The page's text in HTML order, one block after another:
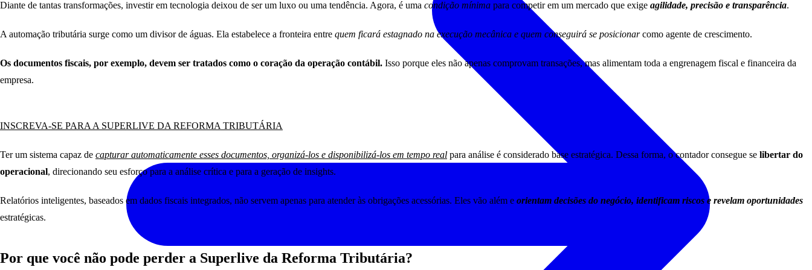
Diante de tantas transformações, investir em tecnologia deixou de ser um luxo ou uma tendência. Agora, é uma condição mínima para competir em um mercado que exige agilidade, precisão e transparência.
A automação tributária surge como um divisor de águas. Ela estabelece a fronteira entre quem ficará estagnado na execução mecânica e quem conseguirá se posicionarcomo agente de crescimento.
Os documentos fiscais, por exemplo, devem ser tratados como o coração da operação contábil. Isso porque eles não apenas comprovam transações, mas alimentam toda a engrenagem fiscal e financeira da
empresa.
INSCREVA-SE PARA A SUPERLIVE DA REFORMA TRIBUTÁRIA
Ter um sistema capaz de capturar automaticamente esses documentos, organizá-los e disponibilizá-los em tempo real para análise é considerado base estratégica. Dessa forma, o contador consegue se libertar do
operacional, direcionando seu esforço para a análise crítica e para a geração de insights.
Relatórios inteligentes, baseados em dados fiscais integrados, não servem apenas para atender às obrigações acessórias. Eles vão além e orientam decisões do negócio, identificam riscos e revelam oportunidades
estratégicas.
Por que você não pode perder a Superlive da Reforma Tributária?